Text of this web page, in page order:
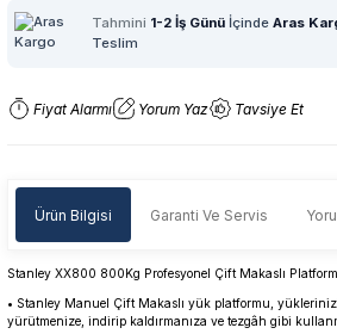
Tahmini 1-2 İş Günü İçinde Aras
Teslim
Fiyat Alarmı Yorum Yaz Tavsiye Et
Ürün Bilgisi Garanti Ve Servis
Stanley XX800 800Kg Profesyonel Çift Makaslı Platform
• Stanley Manuel Çift Makaslı yük platformu, yüklerinizi
yürütmenize, indirip kaldırmanıza ve tezgâh gibi